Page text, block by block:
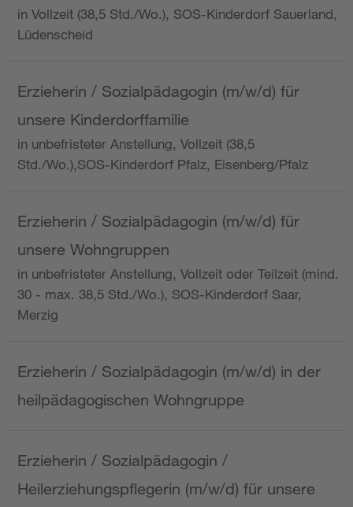
in Vollzeit (38,5 Std./Wo.), SOS-Kinderdorf Sauerland,
Lüdenscheid
Erzieherin / Sozialpädagogin (m/w/d) für
unsere Kinderdorffamilie
in unbefristeter Anstellung, Vollzeit (38,5
Std./Wo.),SOS-Kinderdorf Pfalz, Eisenberg/Pfalz
Erzieherin / Sozialpädagogin (m/w/d) für
unsere Wohngruppen
in unbefristeter Anstellung, Vollzeit oder Teilzeit (mind.
30 - max. 38,5 Std./Wo.), SOS-Kinderdorf Saar,
Merzig
Erzieherin / Sozialpädagogin (m/w/d) in der
heilpädagogischen Wohngruppe
Erzieherin / Sozialpädagogin /
Heilerziehungspflegerin (m/w/d) für unsere